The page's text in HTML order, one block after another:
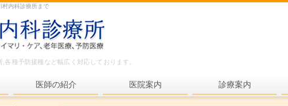
村内科診療所まで
各種予防接種など幅広く対応しております。
医師の紹介 医院案内 診療案内